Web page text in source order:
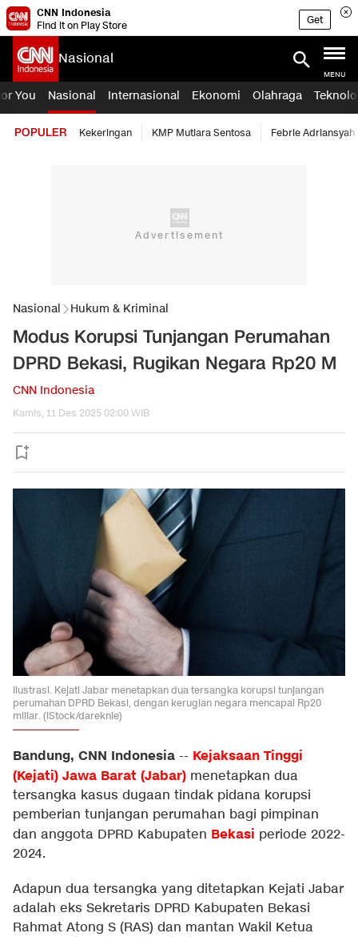
CNN Indonesia
Find it on Play Store
Get
Nasional
MENU
You Nasional Internasional Ekonomi Olahraga
POPULER Kekeringan KMP Mutiara Sentosa Febrie Adriansyah
Nasional Hukum & Kriminal
Modus Korupsi Tunjangan Perumahan
DPRD Bekasi, Rugikan Negara Rp20 M
CNN Indonesia
Kamis, 11 Des 2025 02:00 WIB
Ilustrasi. Kejati Jabar menetapkan dua tersangka korupsi tunjangan
perumahan DPRD Bekasi, dengan kerugian negara mencapai Rp20
miliar. (iStock/dareknie)
Bandung, CNN Indonesia -- Kejaksaan Tinggi
(Kejati) Jawa Barat (Jabar) menetapkan dua
tersangka kasus dugaan tindak pidana korupsi
pemberian tunjangan perumahan bagi pimpinan
dan anggota DPRD Kabupaten Bekasi periode 2022-
2024.
Adapun dua tersangka yang ditetapkan Kejati Jabar
adalah eks Sekretaris DPRD Kabupaten Bekasi
Rahmat Atong S (RAS) dan mantan Wakil Ketua